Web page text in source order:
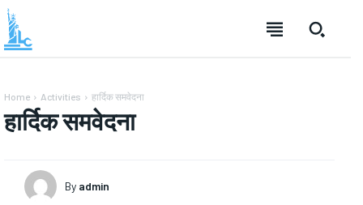
Home Activities हार्दिक समवेदना
हार्दिक समवेदना
By admin